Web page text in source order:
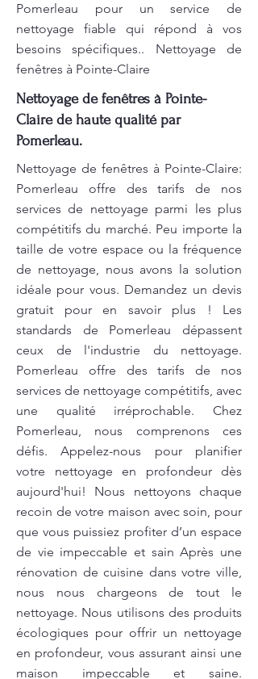
Pomerleau pour un service de
nettoyage fiable qui répond à vos
besoins spécifiques.. Nettoyage de
fenêtres à Pointe-Claire
Nettoyage de fenêtres à Pointe-
Claire de haute qualité par
Pomerleau.
Nettoyage de fenêtres à Pointe-Claire:
Pomerleau offre des tarifs de nos
services de nettoyage parmi les plus
compétitifs du marché. Peu importe la
taille de votre espace ou la fréquence
de nettoyage, nous avons la solution
idéale pour vous. Demandez un devis
gratuit pour en savoir plus ! Les
standards de Pomerleau dépassent
ceux de l'industrie du nettoyage.
Pomerleau offre des tarifs de nos
services de nettoyage compétitifs, avec
une qualité irréprochable. Chez
Pomerleau, nous comprenons ces
défis. Appelez-nous pour planifier
votre nettoyage en profondeur dès
aujourd'hui! Nous nettoyons chaque
recoin de votre maison avec soin, pour
que vous puissiez profiter d’un espace
de vie impeccable et sain Après une
rénovation de cuisine dans votre ville,
nous nous chargeons de tout le
nettoyage. Nous utilisons des produits
écologiques pour offrir un nettoyage
en profondeur, vous assurant ainsi une
maison impeccable et saine.